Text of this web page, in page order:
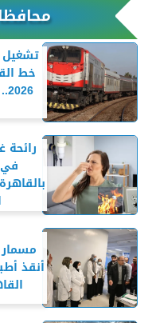
تشغيل
خط
رائحة
في
أنقذ